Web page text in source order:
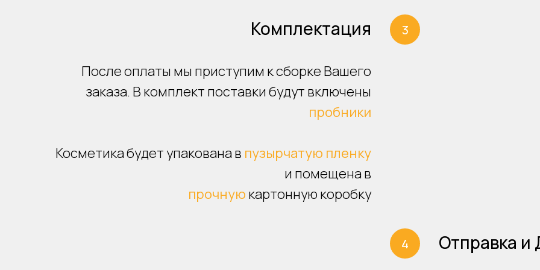
Комплектация
После оплаты мы приступим к сборке Вашего
заказа. В комплект поставки будут включены
пробники
Косметика будет упакована в пузырчатую пленку
и помещена в
прочную картонную коробку
Отправка и